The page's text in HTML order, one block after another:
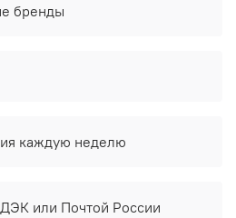
бренды
каждую неделю
или Почтой России